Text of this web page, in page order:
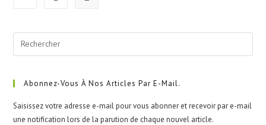
Abonnez-Vous À Nos Articles Par E-Mail.
Saisissez votre adresse e-mail pour vous abonner et recevoir par e-mail
une notification lors de la parution de chaque nouvel article.